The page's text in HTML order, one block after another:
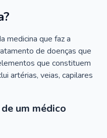
medicina que faz a
de doenças que
que constituem
artérias, veias, capilares
um médico